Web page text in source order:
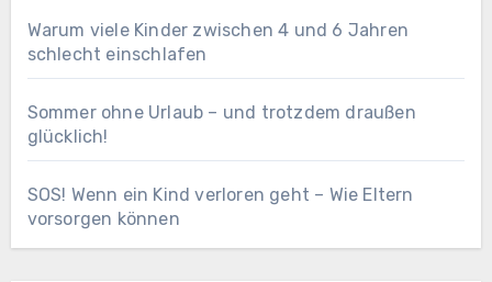
Warum viele Kinder zwischen 4 und 6 Jahren
schlecht einschlafen
Sommer ohne Urlaub – und trotzdem draußen
glücklich!
SOS! Wenn ein Kind verloren geht – Wie Eltern
vorsorgen können